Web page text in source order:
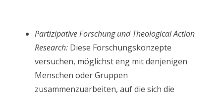
Partizipative Forschung und Theological Action
Research: Diese Forschungskonzepte
versuchen, möglichst eng mit denjenigen
Menschen oder Gruppen
zusammenzuarbeiten, auf die sich die